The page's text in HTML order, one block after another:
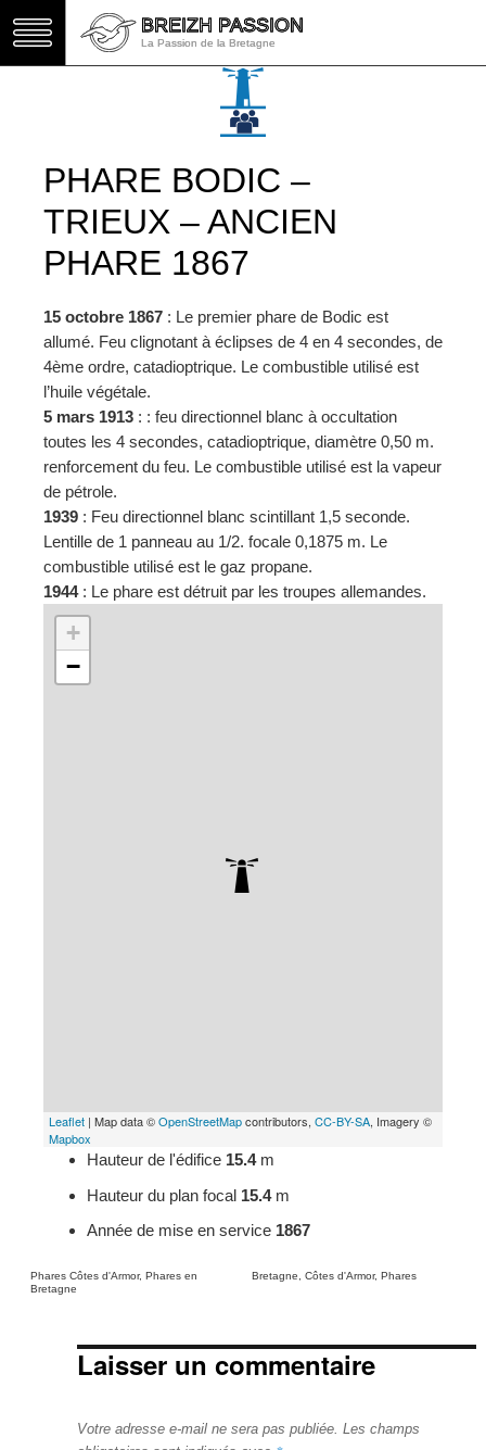
BREIZH PASSION
La Passion de la Bretagne
PHARE BODIC –
TRIEUX – ANCIEN
PHARE 1867
15 octobre 1867 : Le premier phare de Bodic est
allumé. Feu clignotant à éclipses de 4 en 4 secondes, de
4ème ordre, catadioptrique. Le combustible utilisé est
l’huile végétale.
5 mars 1913 : : feu directionnel blanc à occultation
toutes les 4 secondes, catadioptrique, diamètre 0,50 m.
renforcement du feu. Le combustible utilisé est la vapeur
de pétrole.
1939 : Feu directionnel blanc scintillant 1,5 seconde.
Lentille de 1 panneau au 1/2. focale 0,1875 m. Le
combustible utilisé est le gaz propane.
1944 : Le phare est détruit par les troupes allemandes.
+
−
Leaflet | Map data ©OpenStreetMapcontributors, CC-BY-SA, Imagery ©
Mapbox
Hauteur de l'édifice 15.4 m
Hauteur du plan focal 15.4 m
Année de mise en service 1867
Categories
Phares Côtes d'Armor,Phares en
Bretagne
Tags
Bretagne ,Côtes d'Armor,Phares
Laisser un commentaire
Votre adresse e-mail ne sera pas publiée. Les champs
BREIZH PASSION
La Passion de la Bretagne